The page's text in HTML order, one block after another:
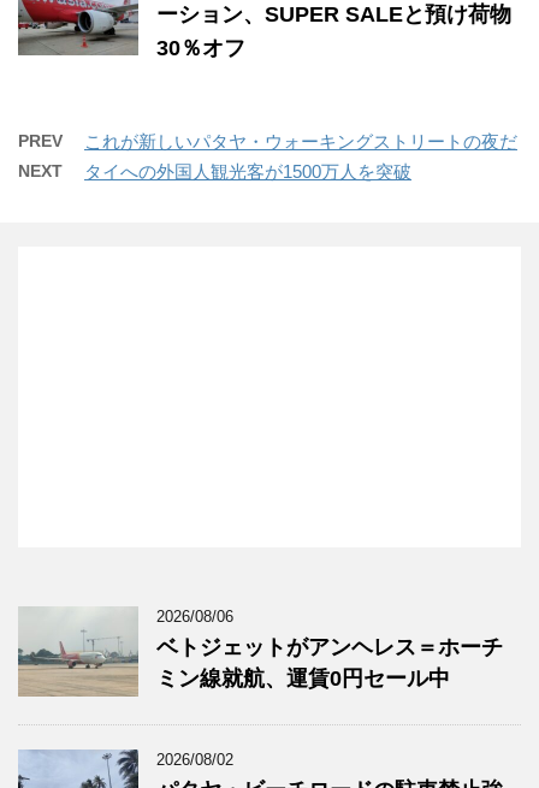
ーション、SUPER SALEと預け荷物
30％オフ
PREV これが新しいパタヤ・ウォーキングストリートの夜だ
NEXT タイへの外国人観光客が1500万人を突破
2026/08/06
ベトジェットがアンヘレス＝ホーチ
ミン線就航、運賃0円セール中
2026/08/02